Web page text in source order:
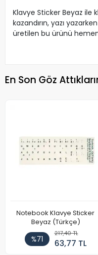
Klavye Sticker Beyaz ile
kazandırın, yazı
üretilen bu ürünü
En Son Göz
Notebook Klavye Sticker
Beyaz (Türkçe)
%71
217,40 TL
63,77 TL